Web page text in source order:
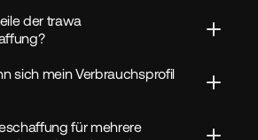
der trawa
sich mein Verbrauchsprofil
für mehrere